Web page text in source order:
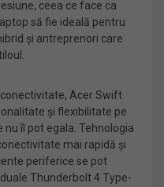
ceea ce face ca
să fie ideală pentru
și antreprenori care
Acer Swift
și flexibilitate pe
îl pot egala. Tehnologia
mai rapidă și
periferice se pot
Thunderbolt 4 Type-